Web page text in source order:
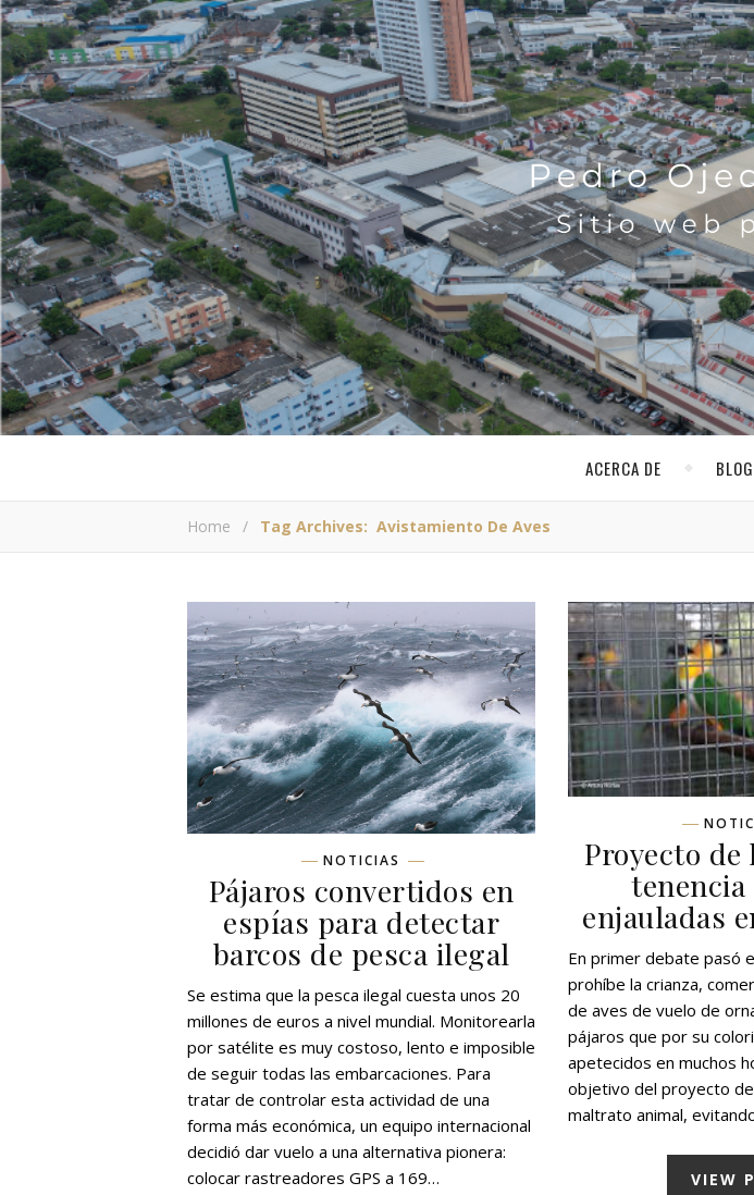
ACERCA DE BLOG
Home / Tag Archives: Avistamiento De Aves
NOTICIAS
Pájaros convertidos en
espías para detectar
barcos de pesca ilegal
Se estima que la pesca ilegal cuesta unos 20
millones de euros a nivel mundial. Monitorearla
por satélite es muy costoso, lento e imposible
de seguir todas las embarcaciones. Para
tratar de controlar esta actividad de una
forma más económica, un equipo internacional
decidió dar vuelo a una alternativa pionera:
colocar rastreadores GPS a 169…
Proyecto
tenencia
enjauladas
En primer debate pasó
prohíbe la crianza,
de aves de vuelo de
pájaros que por su
apetecidos en muchos
objetivo del proyecto
maltrato animal,
VIEW